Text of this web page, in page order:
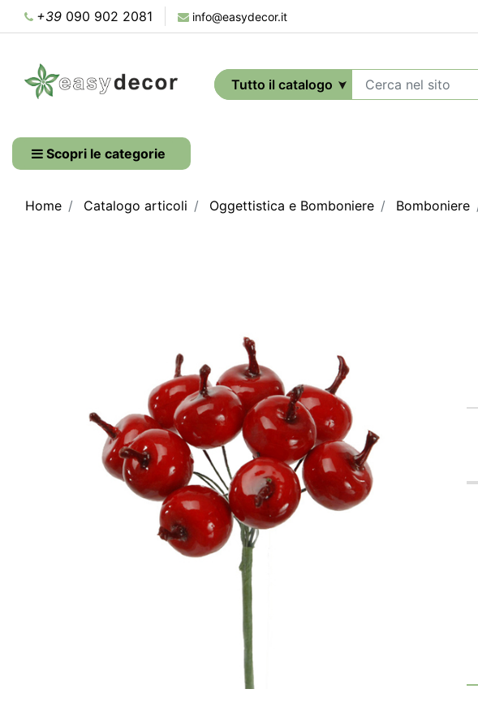
+39 090 902 2081 info@easydecor.it
Scopri le categorie
Home Catalogo articoli Oggettistica e Bomboniere Bomboniere